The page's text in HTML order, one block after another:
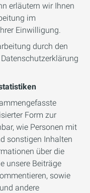
erläutern wir Ihnen
im
Einwilligung.
durch den
Form zur
wie Personen mit
sonstigen Inhalten
über die
unsere Beiträge
sowie
andere